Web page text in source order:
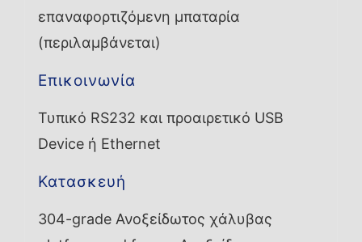
επαναφορτιζόμενη μπαταρία
(περιλαμβάνεται)
Επικοινωνία
Τυπικό RS232 και προαιρετικό USB
Device ή Ethernet
Κατασκευή
304-grade Ανοξείδωτος χάλυβας